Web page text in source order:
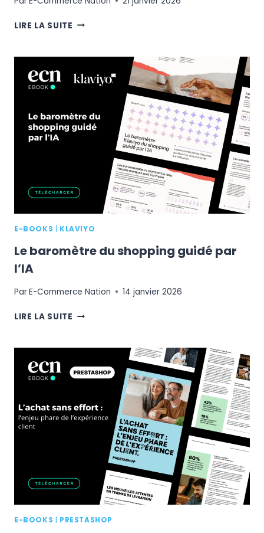
LIRE LA SUITE COMMENT
TRANSITION
INTERNATIONALE
AVEC
E-BOOKS KLAVIYO
Le baromètre du shopping guidé par
l’IA
ParE-Commerce Nation 14 janvier 2026
LIRE LA SUITE LE
SHOPPING
PAR
E-BOOKS PRESTASHOP